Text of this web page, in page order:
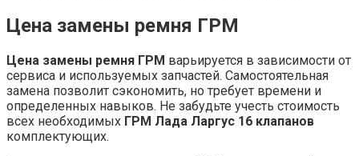
Цена замены ремня ГРМ
Цена замены ремня ГРМ варьируется в зависимости от
сервиса и используемых запчастей. Самостоятельная
замена позволит сэкономить, но требует времени и
определенных навыков. Не забудьте учесть стоимость
всех необходимых ГРМ Лада Ларгус 16 клапанов
комплектующих.